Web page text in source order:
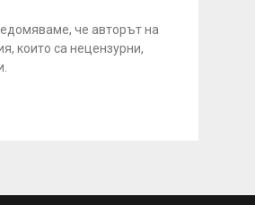
че авторът на
които са нецензурни,